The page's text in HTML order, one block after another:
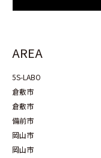
AREA
5S-LABO
倉敷市
倉敷市
備前市
岡山市
岡山市